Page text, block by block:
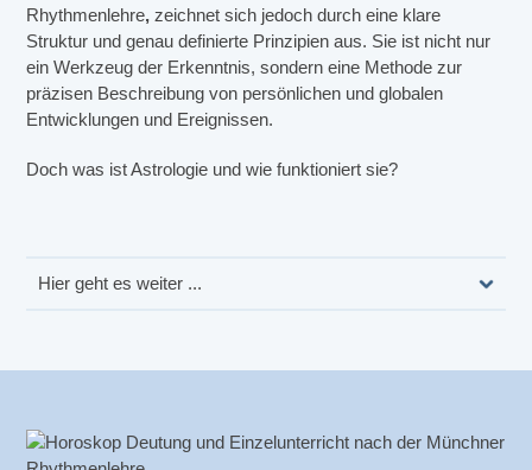
Rhythmenlehre, zeichnet sich jedoch durch eine klare
Struktur und genau definierte Prinzipien aus. Sie ist nicht nur
ein Werkzeug der Erkenntnis, sondern eine Methode zur
präzisen Beschreibung von persönlichen und globalen
Entwicklungen und Ereignissen.
Doch was ist Astrologie und wie funktioniert sie?
Hier geht es weiter ...